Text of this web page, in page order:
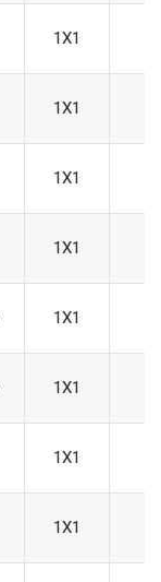
1X1
1X1
1X1
1X1
1X1
1X1
1X1
1X1